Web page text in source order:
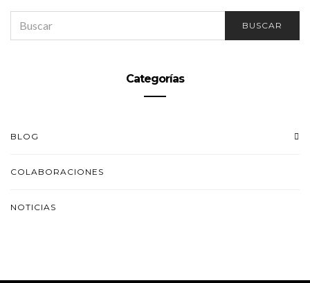
FOR:
BUSCAR
Categorías
BLOG
COLABORACIONES
NOTICIAS